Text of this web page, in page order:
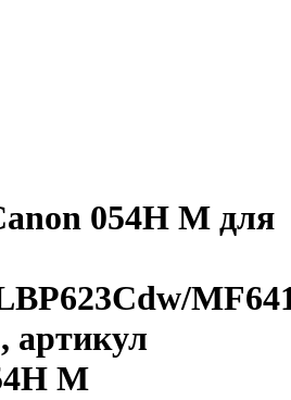
054H M для
артикул
M